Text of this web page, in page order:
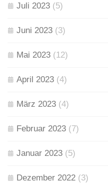
Juli 2023 (5)
Juni 2023 (3)
Mai 2023 (12)
April 2023 (4)
März 2023 (4)
Februar 2023 (7)
Januar 2023 (5)
Dezember 2022 (3)